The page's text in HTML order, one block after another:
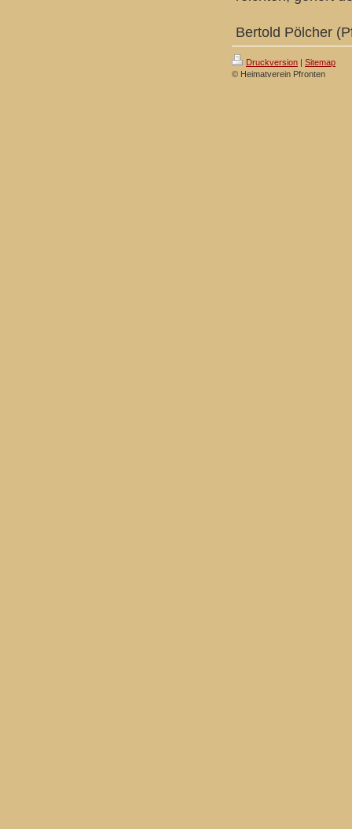
Bertold Pölcher
Druckversion | Sitemap
© Heimatverein Pfronten